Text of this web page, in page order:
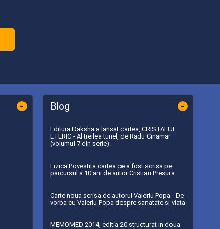
- Blog -
Editura Daksha a lansat cartea, CRISTALUL
ETERIC - Al treilea tunel, de Radu Cinamar
(volumul 7 din serie).
Fizica Povestita cartea ce a fost scrisa pe
parcursul a 10 ani de autor Cristian Presura
Carte noua scrisa de autorul Valeriu Popa - De
vorba cu Valeriu Popa despre sanatate si viata
MEMOMED 2014, editia 20 structurat in doua